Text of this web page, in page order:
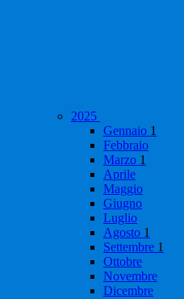
2025
Gennaio 1
Febbraio
Marzo 1
Aprile
Maggio
Giugno
Luglio
Agosto 1
Settembre 1
Ottobre
Novembre
Dicembre